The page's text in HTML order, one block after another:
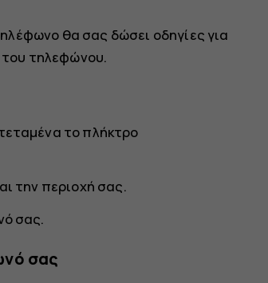
θα σας δώσει οδηγίες για
του τηλεφώνου.
το πλήκτρο
την περιοχή σας.
σας.
σας